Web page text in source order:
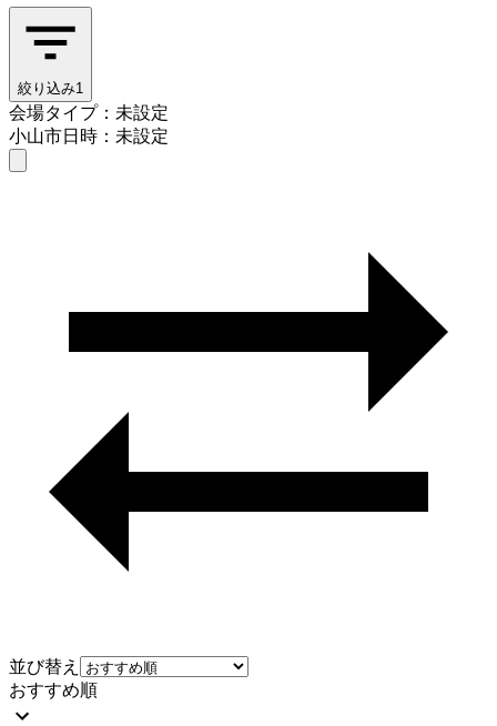
絞り込み1
会場タイプ：未設定
小山市日時：未設定
並び替え
おすすめ順